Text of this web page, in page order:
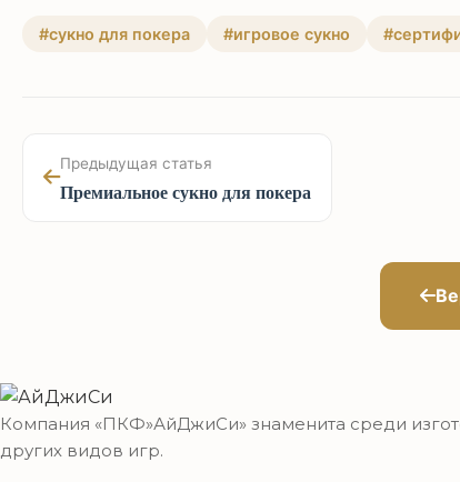
#сукно для покера #игровое сукно
Предыдущая статья
Премиальное сукно для покера
Компания «ПКФ»АйДжиСи» знаменита среди
других видов игр.